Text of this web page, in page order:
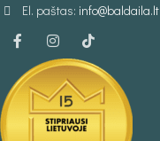
El. paštas: info@baldaila.lt